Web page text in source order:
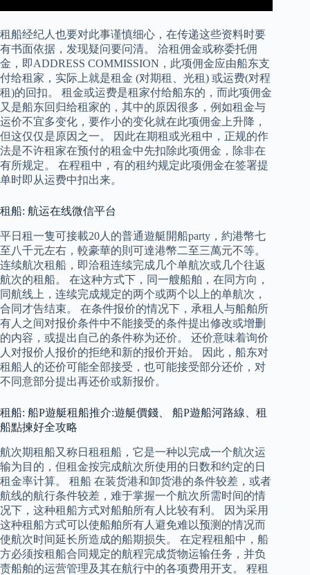
租船经纪人也要对此事谨慎细心，在传递这些资料时要
有书面依据，发现疑问要问清。 洽租佣金或称委托佣
金，即ADDRESS COMMISSION，此项佣金应由船东支
付给租家，实际上就是租金 (对期租、光租) 或运费(对程
租)的回扣。 租金或运费是租家付给船东的，而此项佣金
又是船东回归给租家的，其中的原因很多，例如租金与
运价不宜多变化，要作小的变化就在此项佣金上升降，
但这仅仅是原因之一。 因此在期租或光租中，正规的作
法是不许租家在预付的租金中先扣除此项佣金，除非在
有所规定。 在程租中，有的租约规定此项佣金在签署提
单时即从运费中扣出来。
租船: 航运在线微信平台
平日租一隻可接載20人的普通遊艇開船party，約港幣七
至八千元左右，較豪華的則可達港幣二至三萬元不等。
连续航次租船，即洽租连续完成几个单航次或几个往返
航次的租船。 在这种方式下，同一艘船舶，在同方向，
同航线上，连续完成规定的两个或两个以上的单航次，
合同才告结束。 在条件报价的情况下，承租人与船舶所
有人之间对报价条件中不能接受的条件提出修改或增删
的内容，或提出自己的条件称为还价。 还价意味着询价
人对报价人报价的拒绝和新的报价开始。 因此，船东对
租船人的还价可能全部接受，也可能接受部分还价，对
不同意部分提出再还价或新报价。
租船: 船P遊艇租船推介:遊艇價錢、 船P遊船河路線、租
船點揀好全攻略
航次期租船又称日租租船，它是一种以完成一个航次运
输为目的，但租金按完成航次所使用的日数和约定的日
租金率计算。 租船 在装货港和卸货港的条件较差，或者
航线的航行条件较差，难于掌握一个航次所需时间的情
况下，这种租船方式对船舶所有人比较有利。 因为采用
这种租船方式可以使船舶所有人避免难以预测的情况而
使航次时间延长所造成的船期损失。 在定程租船中，船
方必须按租船合同规定的航程完成货物运输任务，并负
责船舶的运营管理及其在航行中的各项费用开支。 程租